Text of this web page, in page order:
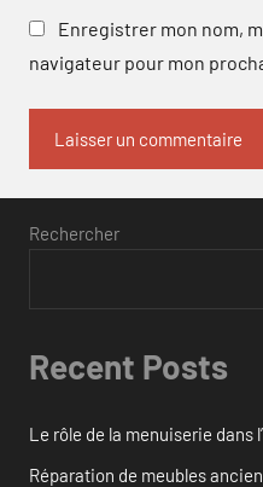
Enregistrer mon nom,
navigateur pour mon
Rechercher
Recent Posts
Le rôle de la menuiserie dans
Réparation de meubles